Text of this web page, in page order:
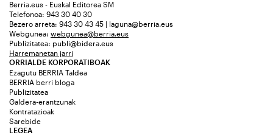
Berria.eus - Euskal Editorea SM
Telefonoa: 943 30 40 30
Bezero arreta: 943 30 43 45 | laguna@berria.eus
Webgunea: webgunea@berria.eus
Publizitatea: publi@bidera.eus
Harremanetan jarri
ORRIALDE KORPORATIBOAK
Ezagutu BERRIA Taldea
BERRIA berri bloga
Publizitatea
Galdera-erantzunak
Kontratazioak
Sarebide
LEGEA